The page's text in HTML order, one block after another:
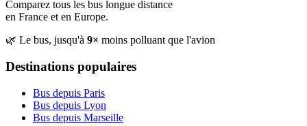
Comparez tous les bus longue distance
en France et en Europe.
🌿 Le bus, jusqu'à 9× moins polluant que l'avion
Destinations populaires
Bus depuis Paris
Bus depuis Lyon
Bus depuis Marseille